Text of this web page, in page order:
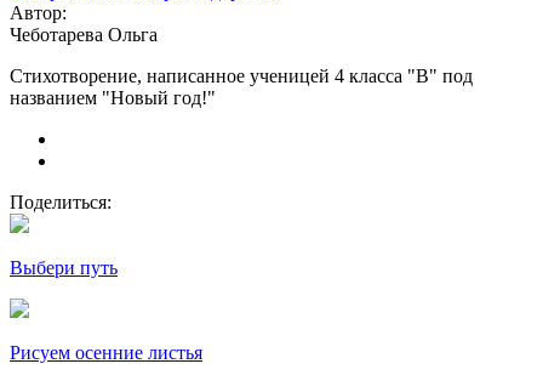
Автор:
Чеботарева Ольга
Стихотворение, написанное ученицей 4 класса "В" под
названием "Новый год!"
Поделиться:
Выбери путь
Рисуем осенние листья